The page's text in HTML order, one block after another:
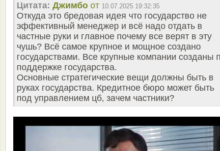
Цитата: Джимбо от 10.07.2025 19:32:35
Откуда это бредовая идея что государство не
эффективный менеджер и всё надо отдать в
частные руки и главное почему все верят в эту
чушь? Всё самое крупное и мощное создано
государствами. Все крупные компании созданы
поддержке государства.
Основные стратегические вещи должны быть в
руках государства. Кредитное бюро может быть
под управлением цб, зачем частники?